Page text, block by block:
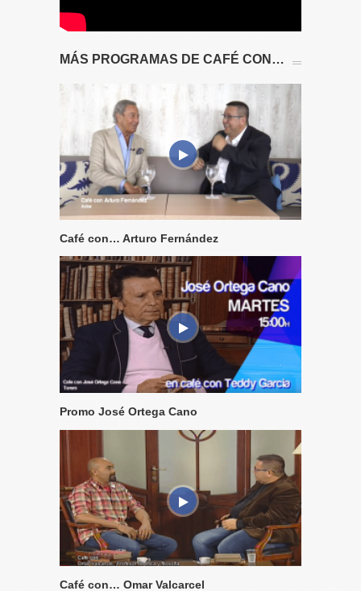
MÁS PROGRAMAS DE CAFÉ CON…
Café con… Arturo Fernández
Promo José Ortega Cano
Café con… Omar Valcarcel